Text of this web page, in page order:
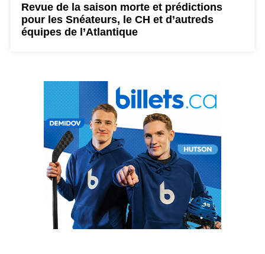
Revue de la saison morte et prédictions
pour les Snéateurs, le CH et d’autreds
équipes de l’Atlantique